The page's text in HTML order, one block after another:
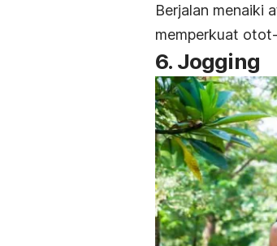
Berjalan menaiki
memperkuat
6. Jogging